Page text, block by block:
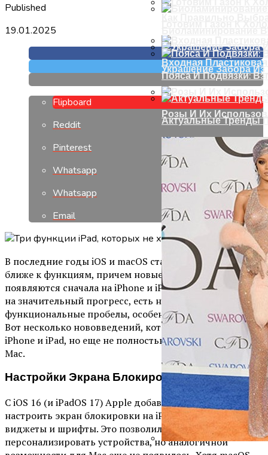
Входная
Украшение Забора
Розы И Их
Пояса И Подвязки:
Актуальные Тренды
Published
19.01.2025
Flipboard
Reddit
Pinterest
Whatsapp
Whatsapp
Email
В последние годы iOS и macOS стали значительно
ближе к функциям, причем новые возможности часто
появляются сначала на iPhone и iPad. Однако, несмотря
на значительный прогресс, есть некоторые
функциональные пробелы, особенно в части настроек.
Вот несколько нововведений, которые появились на
iPhone и iPad, но еще не полностью реализованы на
Mac.
Настройки Экрана Блокировки
С iOS 16 (и iPadOS 17) Apple добавила возможность
настроить экран блокировки на iPhone и iPad, добавляя
виджеты и шрифты. Это позволило значительно
персонализировать устройства, но аналогичной